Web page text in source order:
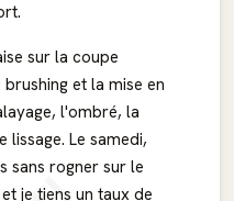
sur la coupe
et la mise en
l'ombré, la
Le samedi,
sans rogner sur le
je tiens un taux de